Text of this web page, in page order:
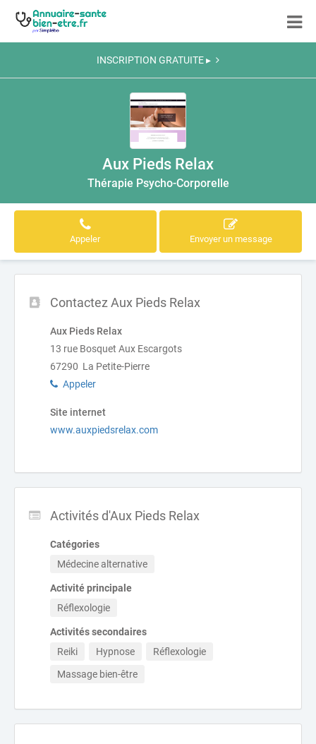
INSCRIPTION GRATUITE ▸
Aux Pieds Relax
Thérapie Psycho-Corporelle
Appeler Envoyer un message
Contactez Aux Pieds Relax
Aux Pieds Relax
13 rue Bosquet Aux Escargots
67290 La Petite-Pierre
Appeler
Site internet
www.auxpiedsrelax.com
Activités d'Aux Pieds Relax
Catégories
Médecine alternative
Activité principale
Réflexologie
Activités secondaires
Reiki
Hypnose
Réflexologie
Massage bien-être